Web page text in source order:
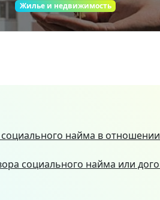
Жилье и недвижимость
найма в
социального найма или